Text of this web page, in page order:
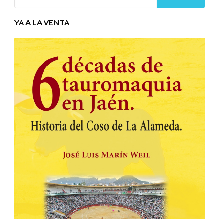
YA A LA VENTA